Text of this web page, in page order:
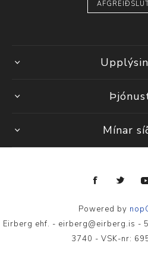
Mínar
Powered by
Eirberg ehf. - eirberg@eirberg.is -
3740 - VSK-nr: